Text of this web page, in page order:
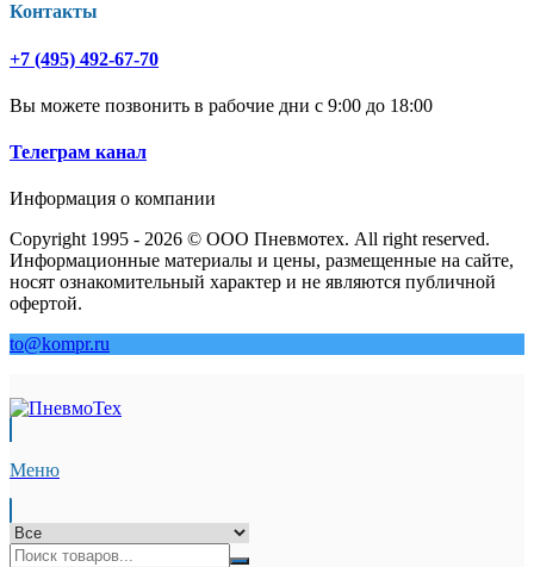
Контакты
+7 (495) 492-67-70
Вы можете позвонить в рабочие дни с 9:00 до 18:00
Телеграм канал
Информация о компании
Copyright 1995 - 2026 © ООО Пневмотех. All right reserved.
Информационные материалы и цены, размещенные на сайте,
носят ознакомительный характер и не являются публичной
офертой.
to@kompr.ru
Меню